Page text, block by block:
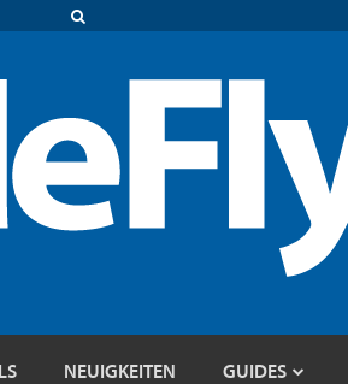
NEUIGKEITEN GUIDES